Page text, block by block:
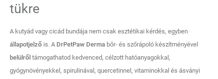
tükre
A kutyád vagy cicád bundája nem csak esztétikai kérdés, egyben
állapotjelző is. A DrPetPaw Derma bőr- és szőrápoló készítményével
belülről támogathatod kedvenced, célzott hatóanyagokkal,
gyógynövényekkel, spirulinával, quercetinnel, vitaminokkal és ásványi